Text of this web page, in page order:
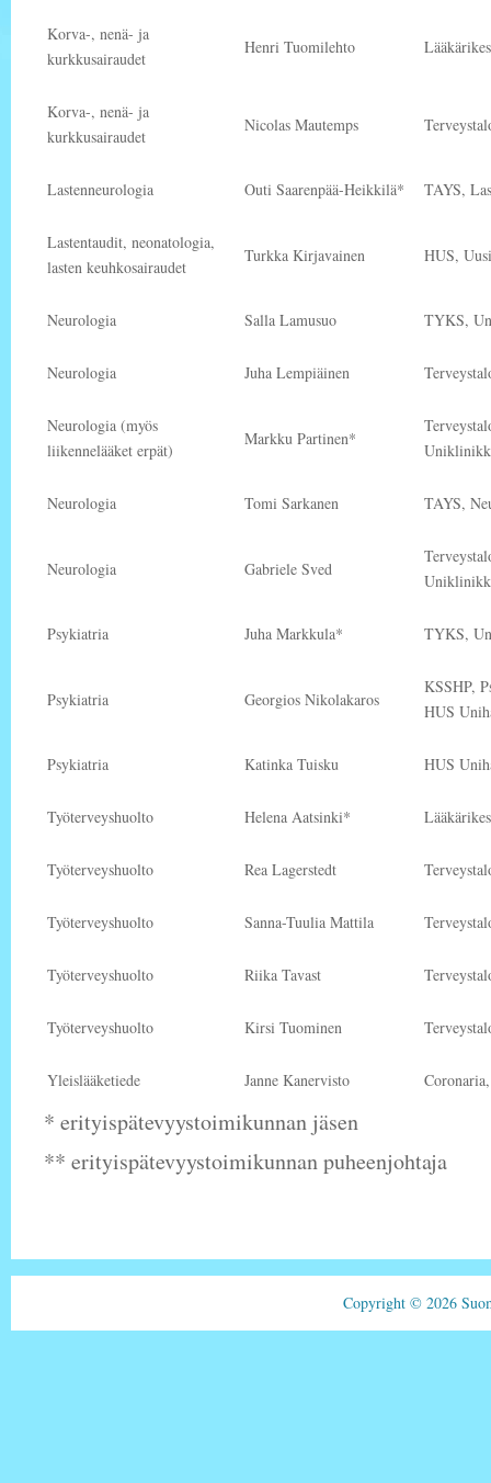
Korva-, nenä- ja
kurkkusairaudet
Henri Tuomilehto
Korva-, nenä- ja
kurkkusairaudet
Nicolas Mautemps
Lastenneurologia Outi Saarenpää-Heikkilä* TAYS,
Lastentaudit, neonatologia,
lasten keuhkosairaudet
Turkka Kirjavainen HUS,
Neurologia Salla Lamusuo TYKS,
Neurologia Juha Lempiäinen
Neurologia (myös
liikennelääket erpät)
Markku Partinen*
Neurologia Tomi Sarkanen TAYS,
Neurologia Gabriele Sved
Psykiatria Juha Markkula* TYKS,
Psykiatria Georgios Nikolakaros
KSSHP,
HUS
Psykiatria Katinka Tuisku HUS
Työterveyshuolto Helena Aatsinki*
Työterveyshuolto Rea Lagerstedt
Työterveyshuolto Sanna-Tuulia Mattila
Työterveyshuolto Riika Tavast
Työterveyshuolto Kirsi Tuominen
Yleislääketiede Janne Kanervisto
* erityispätevyystoimikunnan jäsen
** erityispätevyystoimikunnan puheenjohtaja
Copyright © 2026